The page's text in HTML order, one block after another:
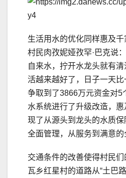
生活用水的优化同样惠及
村民肉孜妮娅孜罕·巴克说
自来水，拧开水龙头就有
活越来越好了，日子一天比
争取到了3866万元资金对5
水系统进行了升级改造，
现了从源头到龙头的水质
全面管理，从服务到满意的
交通条件的改善使得村民
瓦乡红星村的道路从“土巴